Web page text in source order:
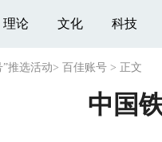
理论 文化 科技
推选活动> 百佳账号 > 正文
中国